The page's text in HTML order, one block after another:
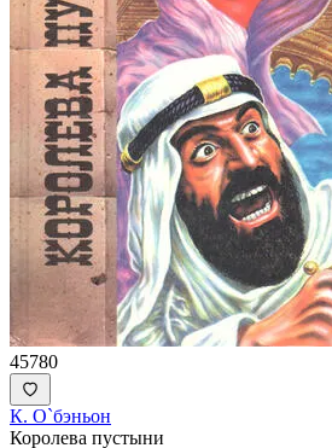
45780
К. О`бэньон
Королева пустыни